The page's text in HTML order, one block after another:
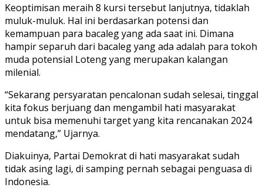
Keoptimisan meraih 8 kursi tersebut lanjutnya, tidaklah
muluk-muluk. Hal ini berdasarkan potensi dan
kemampuan para bacaleg yang ada saat ini. Dimana
hampir separuh dari bacaleg yang ada adalah para tokoh
muda potensial Loteng yang merupakan kalangan
milenial.
“Sekarang persyaratan pencalonan sudah selesai, tinggal
kita fokus berjuang dan mengambil hati masyarakat
untuk bisa memenuhi target yang kita rencanakan 2024
mendatang,” Ujarnya.
Diakuinya, Partai Demokrat di hati masyarakat sudah
tidak asing lagi, di samping pernah sebagai penguasa di
Indonesia.